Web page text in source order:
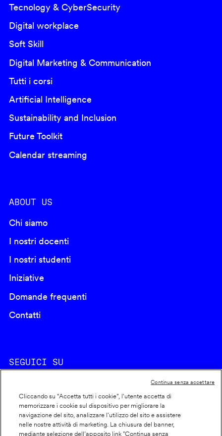
Tecnology & CyberSecurity
Digital workplace
Soft Skill
Digital Marketing & Communication
Tutti i corsi
Artificial Intelligence
Sustainability and Inclusion
Future Toolkit
Calendar streaming
ABOUT US
Chi siamo
I nostri docenti
I nostri studenti
Iniziative
Domande frequenti
Contatti
SEGUICI SU
Cookie policy
Cliccando su “Accetta tutti i cookie”, l'utente accetta di
memorizzare i cookie sul dispositivo per migliorare la
navigazione del sito, analizzare l'utilizzo del sito e assistere
nelle nostre attività di marketing. La chiusura del banner,
mediante selezione dell’apposito link "Continua senza
Continua senza accettare